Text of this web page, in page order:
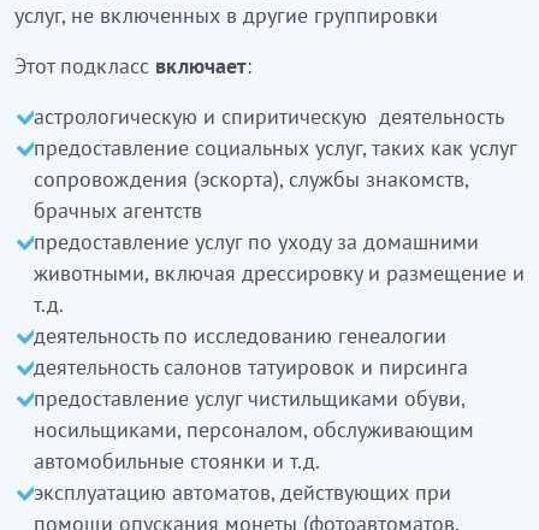
үйрету мен орналастыруды және т.б. қоса үй
жануарларына күтім жасау бойынша
генеалогияны зерттеу бойынша қызмет
таңбалау мен пирсинг салондарының қызметі
аяқкиім тазалаушылар, жүкшілер, автомобиль
тұрақтарында және т.б. қызмет көрсететін
персоналдың көрсететін қызметтерін ұсыну
монета салудың көмегімен жұмыс істейтін
автоматтарды пайдалану (фото-автоматтар,
салмақты, артериалық қысымды өлшеуге
арналған аппараттар, сақтау камерасы және
т.б.)кіреді
Бұл ішкі класқа:
ветеринариялық қызмет (75.00.0 қараңыз)
услуг, не включенных в другие группировки
Этот подкласс включает:
астрологическую и спиритическую деятельность
предоставление социальных услуг, таких как услуг
сопровождения (эскорта), службы знакомств,
брачных агентств
предоставление услуг по уходу за домашними
животными, включая дрессировку и размещение и
т.д.
деятельность по исследованию генеалогии
деятельность салонов татуировок и пирсинга
предоставление услуг чистильщиками обуви,
носильщиками, персоналом, обслуживающим
автомобильные стоянки и т.д.
эксплуатацию автоматов, действующих при
помощи опускания монеты (фотоавтоматов,